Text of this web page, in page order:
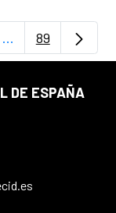
TAB para
...PáginasPágina
89
DE ESPAÑA